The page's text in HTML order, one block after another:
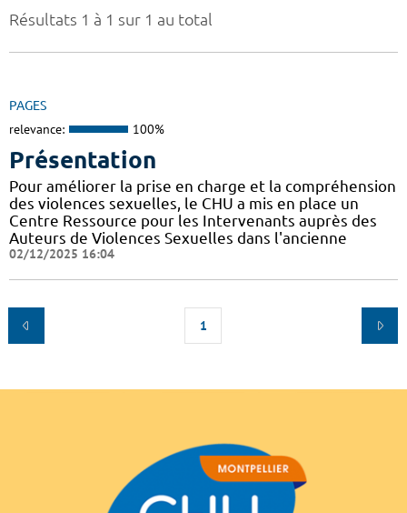
Résultats 1 à 1 sur 1 au total
PAGES
relevance: 100%
Présentation
Pour améliorer la prise en charge et la compréhension
des violences sexuelles, le CHU a mis en place un
Centre Ressource pour les Intervenants auprès des
Auteurs de Violences Sexuelles dans l'ancienne
02/12/2025 16:04
1